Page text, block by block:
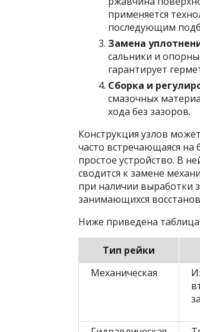
применяется
последующим
Замена
сальники и
гарантирует
Сборка и
смазочных
хода без зазоров.
Конструкция узлов
часто встречающаяся
простое устройство. В
сводится к замене
при наличии выработки
занимающихся
Ниже приведена
Тип рейки
Механическая